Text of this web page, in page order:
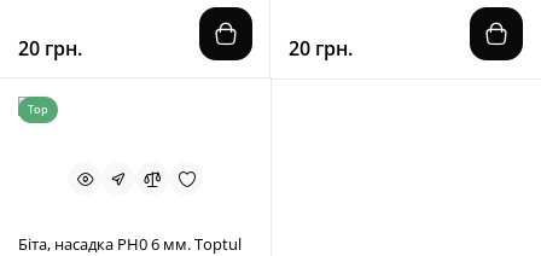
20 грн. 20 грн.
Top
Біта, насадка PH0 6 мм. Toptul